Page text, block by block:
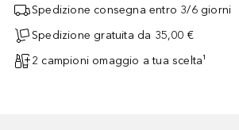
Spedizione consegna entro 3/6 giorni
Spedizione gratuita da 35,00 €
2 campioni omaggio a tua scelta¹